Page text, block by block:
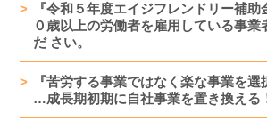
『令和５年度エイジフレンドリー補
０歳以上の労働者を雇用している事業
だ さい。
『苦労する事業ではなく楽な事業を選
…成長期初期に自社事業を置き換える